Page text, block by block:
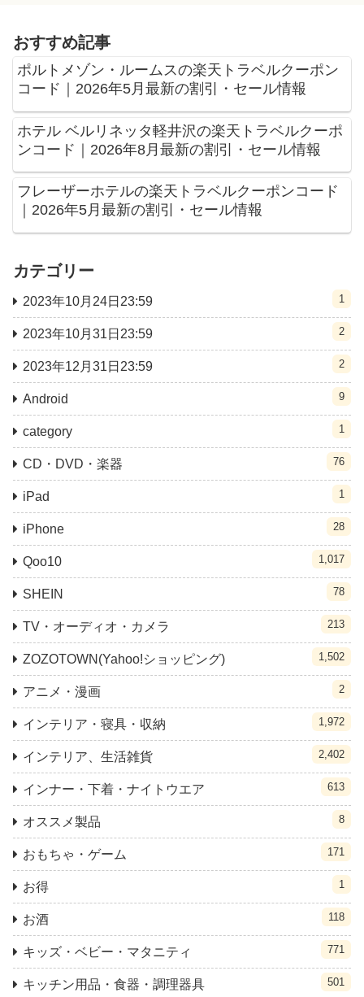
おすすめ記事
ポルトメゾン・ルームスの楽天トラベルクーポン
コード｜2026年5月最新の割引・セール情報
ホテル ベルリネッタ軽井沢の楽天トラベルクーポ
ンコード｜2026年8月最新の割引・セール情報
フレーザーホテルの楽天トラベルクーポンコード
｜2026年5月最新の割引・セール情報
カテゴリー
2023年10月24日23:59 1
2023年10月31日23:59 2
2023年12月31日23:59 2
Android 9
category 1
CD・DVD・楽器 76
iPad 1
iPhone 28
Qoo10 1,017
SHEIN 78
TV・オーディオ・カメラ 213
ZOZOTOWN(Yahoo!ショッピング) 1,502
アニメ・漫画 2
インテリア・寝具・収納 1,972
インテリア、生活雑貨 2,402
インナー・下着・ナイトウエア 613
オススメ製品 8
おもちゃ・ゲーム 171
お得 1
お酒 118
キッズ・ベビー・マタニティ 771
キッチン用品・食器・調理器具 501